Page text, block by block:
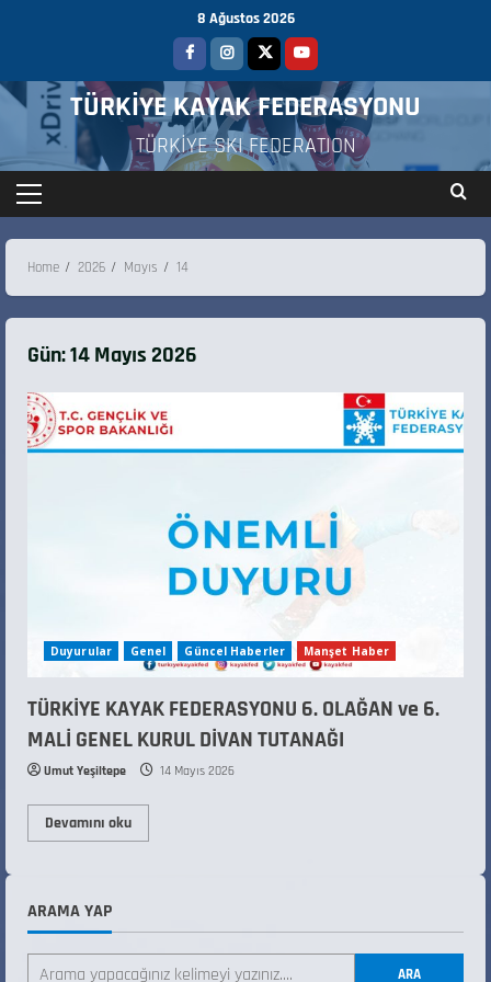
8 Ağustos 2026
TÜRKİYE KAYAK FEDERASYONU
TÜRKİYE SKI FEDERATION
Home 2026 Mayıs 14
Gün:14 Mayıs 2026
Duyurular Genel Güncel Haberler Manşet Haber
TÜRKİYE KAYAK FEDERASYONU 6. OLAĞAN ve 6.
MALİ GENEL KURUL DİVAN TUTANAĞI
Umut Yeşiltepe 14 Mayıs 2026
Devamını oku
ARAMA YAP
ARA
ŞAMPİYONASI